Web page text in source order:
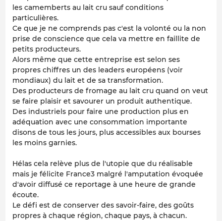
les camemberts au lait cru sauf conditions
particulières.
Ce que je ne comprends pas c'est la volonté ou la non
prise de conscience que cela va mettre en faillite de
petits producteurs.
Alors même que cette entreprise est selon ses
propres chiffres un des leaders européens (voir
mondiaux) du lait et de sa transformation.
Des producteurs de fromage au lait cru quand on veut
se faire plaisir et savourer un produit authentique.
Des industriels pour faire une production plus en
adéquation avec une consommation importante
disons de tous les jours, plus accessibles aux bourses
les moins garnies.
Hélas cela relève plus de l'utopie que du réalisable
mais je félicite France3 malgré l'amputation évoquée
d'avoir diffusé ce reportage à une heure de grande
écoute.
Le défi est de conserver des savoir-faire, des goûts
propres à chaque région, chaque pays, à chacun.